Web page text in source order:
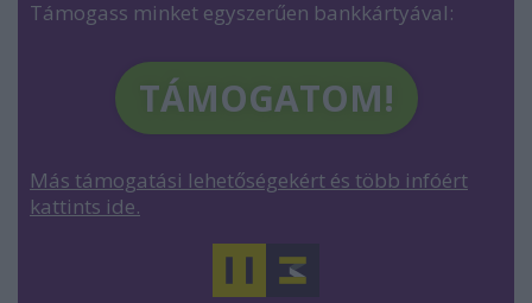
Támogass minket egyszerűen bankkártyával:
TÁMOGATOM!
Más támogatási lehetőségekért és több infóért
kattints ide.